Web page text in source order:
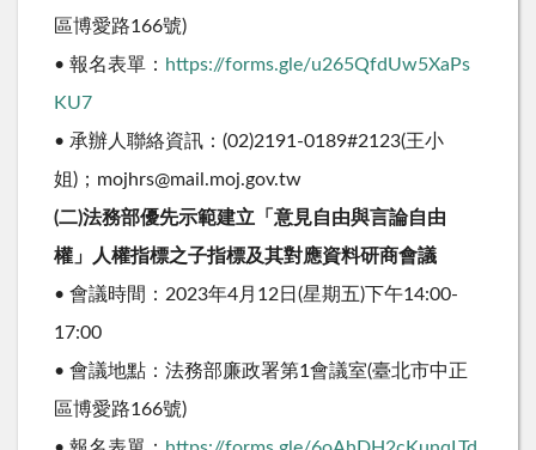
區博愛路166號)
• 報名表單： https://forms.gle/u265QfdUw5XaPs
KU7
• 承辦人聯絡資訊：(02)2191-0189#2123(王小
姐)；mojhrs@mail.moj.gov.tw
(二)法務部優先示範建立「意見自由與言論自由
權」人權指標之子指標及其對應資料研商會議
• 會議時間：2023年4月12日(星期五)下午14:00-
17:00
• 會議地點：法務部廉政署第1會議室(臺北市中正
區博愛路166號)